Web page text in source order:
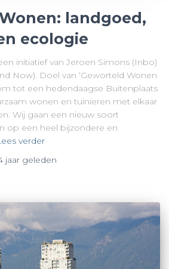
landgoed,
ecologie
initiatief van Jeroen Simons (Inbo)
Now). Doel van ‘Geworteld Wonen
tot een hedendaagse Buitenplaats
wonen en tuinieren met elkaar
Wij gaan een nieuw soort
op een heel bijzondere en
verder
jaar geleden